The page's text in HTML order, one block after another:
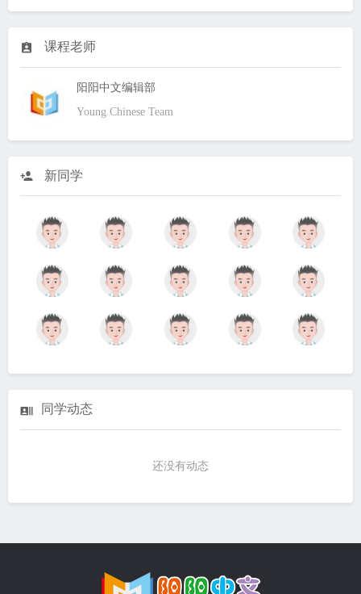
课程老师
阳阳中文编辑部
Young Chinese Team
新同学
同学动态
还没有动态